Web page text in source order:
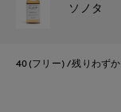
ソノタ
40(フリー) 残りわずか